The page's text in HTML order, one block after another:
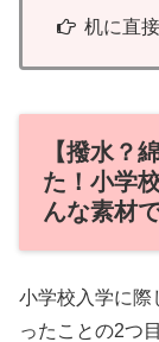
机に直
【撥水？
た！小学
んな素材
小学校入学に際
ったことの2つ